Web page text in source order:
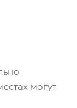
могут